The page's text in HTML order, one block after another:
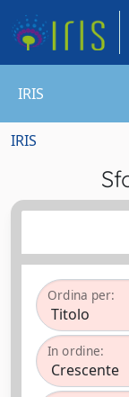
IRIS
IRIS
Ordina per:
In ordine: